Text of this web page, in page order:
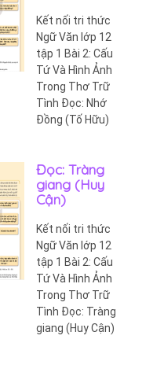
Kết nối tri thức
Ngữ Văn lớp 12
tập 1 Bài 2: Cấu
Tứ Và Hình Ảnh
Trong Thơ Trữ
Tình Đọc: Nhớ
Đồng (Tố Hữu)
Đọc: Tràng
giang (Huy
Cận)
Kết nối tri thức
Ngữ Văn lớp 12
tập 1 Bài 2: Cấu
Tứ Và Hình Ảnh
Trong Thơ Trữ
Tình Đọc: Tràng
giang (Huy Cận)